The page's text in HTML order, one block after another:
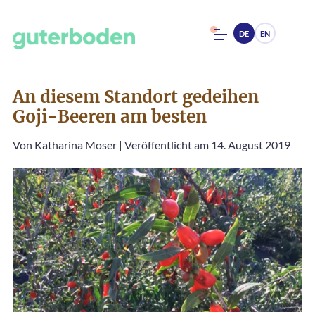
DE EN
An diesem Standort gedeihen
Goji-Beeren am besten
Von Katharina Moser | Veröffentlicht am 14. August 2019